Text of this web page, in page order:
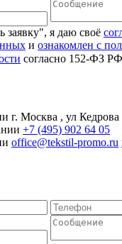
заявку", я даю своё
и ознакомлен с
согласно 152-ФЗ РФ
г. Москва , ул Кедрова
+7 (495) 902 64 05
office@tekstil-promo.ru